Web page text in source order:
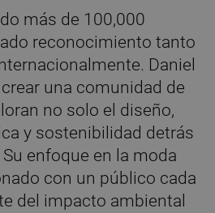
más de 100,000
reconocimiento tanto
Daniel
una comunidad de
no solo el diseño,
y sostenibilidad detrás
enfoque en la moda
con un público cada
del impacto ambiental